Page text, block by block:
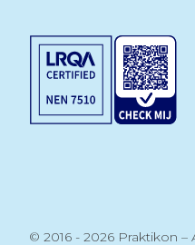
© 2016 - 2026 Praktikon